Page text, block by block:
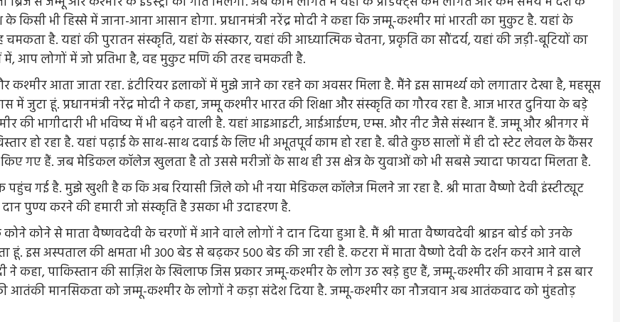
भी हिस्से में जाना-आना आसान होगा. प्रधानमंत्री नरेंद्र मोदी ने कहा कि जम्मू-कश्मीर मां भारती का मुकुट है. यहां के
है. यहां की पुरातन संस्कृति, यहां के संस्कार, यहां की आध्यात्मिक चेतना, प्रकृति का सौंदर्य, यहां की जड़ी-बूटियों का
आप लोगों में जो प्रतिभा है, वह मुकुट मणि की तरह चमकती है.
कश्मीर आता जाता रहा. इंटीरियर इलाकों में मुझे जाने का रहने का अवसर मिला है. मैंने इस सामर्थ्य को लगातार देखा है, महसूस
हूं. प्रधानमंत्री नरेंद्र मोदी ने कहा, जम्मू कश्मीर भारत की शिक्षा और संस्कृति का गौरव रहा है. आज भारत दुनिया के बड़े
की भागीदारी भी भविष्य में भी बढ़ने वाली है. यहां आइआइटी, आईआईएम, एम्स. और नीट जैसे संस्थान हैं. जम्मू और श्रीनगर में
हो रहा है. यहां पढ़ाई के साथ-साथ दवाई के लिए भी अभूतपूर्व काम हो रहा है. बीते कुछ सालों में ही दो स्टेट लेवल के कैंसर
गए हैं. जब मेडिकल कॉलेज खुलता है तो उससे मरीजों के साथ ही उस क्षेत्र के युवाओं को भी सबसे ज्यादा फायदा मिलता है.
गई है. मुझे खुशी है क कि अब रियासी जिले को भी नया मेडिकल कॉलेज मिलने जा रहा है. श्री माता वैष्णो देवी इंस्टीट्यूट
करने की हमारी जो संस्कृति है उसका भी उदाहरण है.
कोने से माता वैष्णवदेवी के चरणों में आने वाले लोगों ने दान दिया हुआ है. मैं श्री माता वैष्णवदेवी श्राइन बोर्ड को उनके
हूं. इस अस्पताल की क्षमता भी 300 बेड से बढ़कर 500 बेड की जा रही है. कटरा में माता वैष्णो देवी के दर्शन करने आने वाले
ने कहा, पाकिस्तान की साज़िश के खिलाफ जिस प्रकार जम्मू-कश्मीर के लोग उठ खड़े हुए हैं, जम्मू-कश्मीर की आवाम ने इस बार
आतंकी मानसिकता को जम्मू-कश्मीर के लोगों ने कड़ा संदेश दिया है. जम्मू-कश्मीर का नौजवान अब आतंकवाद को मुंहतोड़